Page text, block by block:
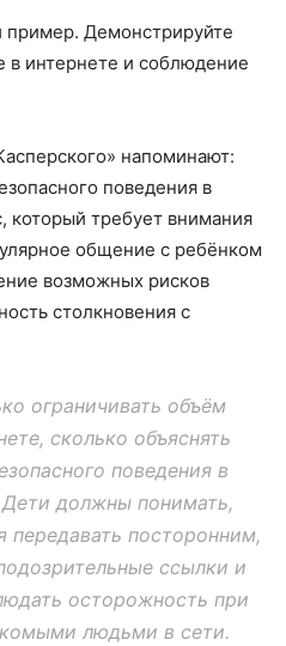
пример. Демонстрируйте
в интернете и соблюдение
напоминают:
поведения в
который требует внимания
общение с ребёнком
возможных рисков
столкновения с
ограничивать объём
сколько объяснять
поведения в
должны понимать,
передавать посторонним,
ссылки и
осторожность при
людьми в сети.